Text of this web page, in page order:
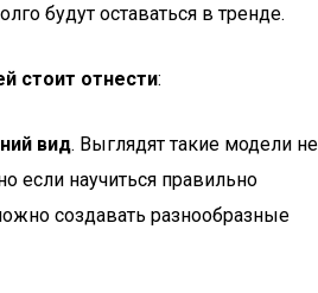
будут оставаться в тренде.
стоит отнести:
вид. Выглядят такие модели не
если научиться правильно
создавать разнообразные